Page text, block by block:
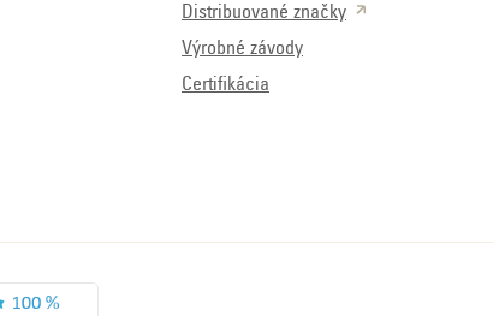
Distribuované značky
Výrobné závody
Certifikácia